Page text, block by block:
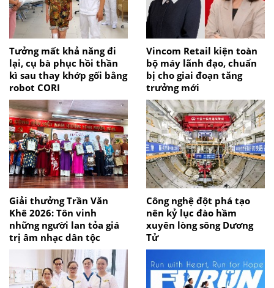
Tưởng mất khả năng đi
lại, cụ bà phục hồi thần
kì sau thay khớp gối bằng
robot CORI
Vincom Retail kiện toàn
bộ máy lãnh đạo, chuẩn
bị cho giai đoạn tăng
trưởng mới
Giải thưởng Trần Văn
Khê 2026: Tôn vinh
những người lan tỏa giá
trị âm nhạc dân tộc
Công nghệ đột phá tạo
nên kỷ lục đào hầm
xuyên lòng sông Dương
Tử